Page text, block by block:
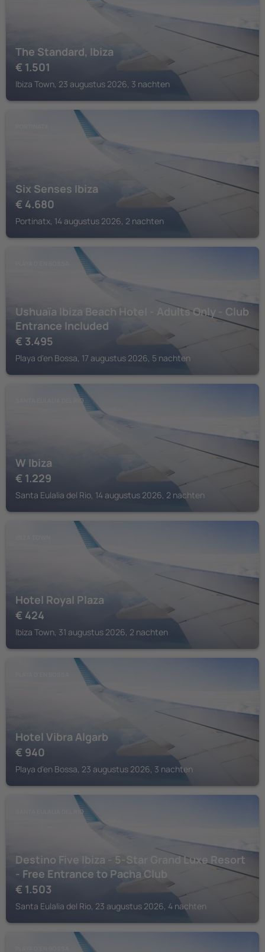
The Standard, Ibiza
€ 1.501
Ibiza Town, 23 augustus 2026, 3 nachten
Six Senses Ibiza
€ 4.680
Portinatx, 14 augustus 2026, 2 nachten
Ushuaïa Ibiza Beach Hotel - Adults Only - Club
Entrance Included
€ 3.495
Playa d'en Bossa, 17 augustus 2026, 5 nachten
SANTA EULALIA DEL RIO
W Ibiza
€ 1.229
Santa Eulalia del Rio, 14 augustus 2026, 2 nachten
Hotel Royal Plaza
€ 424
Ibiza Town, 31 augustus 2026, 2 nachten
Hotel Vibra Algarb
€ 940
Playa d'en Bossa, 23 augustus 2026, 3 nachten
SANTA EULALIA DEL RIO
Destino Five Ibiza - 5-Star Grand Luxe Resort
- Free Entrance to Pacha Club
€ 1.503
Santa Eulalia del Rio, 23 augustus 2026, 4 nachten